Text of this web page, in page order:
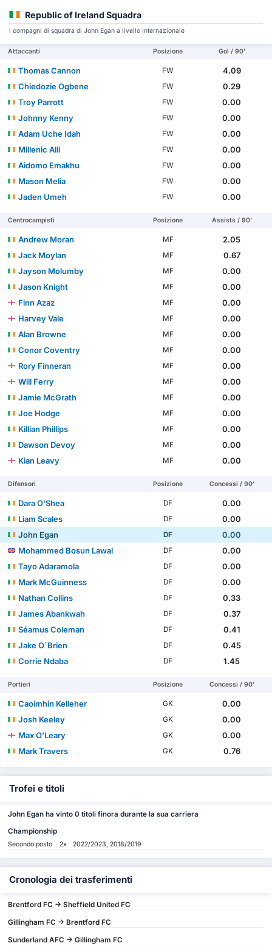
Republic of Ireland Squadra
I compagni di squadra di John Egan a livello internazionale
Attaccanti Posizione Gol / 90'
Thomas Cannon FW
4.09
Chiedozie Ogbene
FW
0.29
Troy Parrott
FW
0.00
Johnny Kenny
FW
0.00
Adam Uche Idah
FW
0.00
Millenic Alli
FW
0.00
Aidomo Emakhu
FW
0.00
Mason Melia
FW
0.00
Jaden Umeh
FW 0.00
Centrocampisti Posizione Assists / 90'
Andrew Moran MF
2.05
Jack Moylan
MF
0.67
Jayson Molumby
MF
0.00
Jason Knight
MF
0.00
Finn Azaz
MF
0.00
Harvey Vale
MF
0.00
Alan Browne
MF
0.00
Conor Coventry
MF
0.00
Rory Finneran
MF
0.00
Will Ferry
MF
0.00
Jamie McGrath
MF
0.00
Joe Hodge
MF
0.00
Killian Phillips
MF
0.00
Dawson Devoy
MF
0.00
Kian Leavy
MF 0.00
Difensori Posizione Concessi / 90'
Dara O'Shea DF
0.00
Liam Scales
DF
0.00
John Egan
DF
0.00
Mohammed Bosun Lawal
DF
0.00
Tayo Adaramola
DF
0.00
Mark McGuinness
DF
0.00
Nathan Collins
DF
0.33
James Abankwah
DF
0.37
Séamus Coleman
DF
0.41
Jake O´Brien
DF
0.45
Corrie Ndaba
DF 1.45
Portieri Posizione Concessi / 90'
Caoimhin Kelleher GK
0.00
Josh Keeley
GK
0.00
Max O’Leary
GK
0.00
Mark Travers
GK 0.76
Trofei e titoli
John Egan ha vinto 0 titoli finora durante la sua carriera
Championship
Secondo posto 2x 2022/2023, 2018/2019
Cronologia dei trasferimenti
Brentford FC -> Sheffield United FC
Gillingham FC -> Brentford FC
Sunderland AFC -> Gillingham FC